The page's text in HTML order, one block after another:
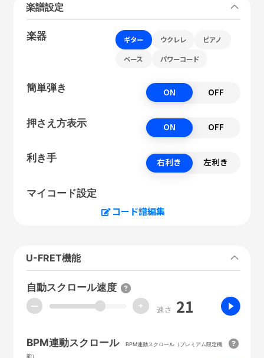
楽譜設定
楽器 ギター ウクレレ ピアノ
ベース パワーコード
簡単弾き ON OFF
押さえ方表示 ON OFF
利き手 右利き 左利き
マイコード設定
コード譜編集
U-FRET機能
自動スクロール速度
ー + 速さ 21
BPM連動スクロール
BPM連動スクロール（プレミアム限定機
能）